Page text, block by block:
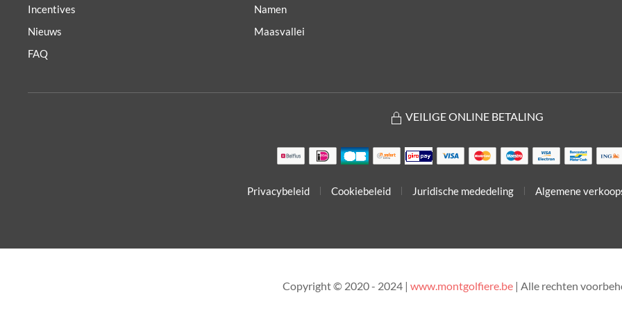
Incentives
Nieuws
FAQ
Namen
Maasvallei
VEILIGE ONLINE BETALING
Privacybeleid Cookiebeleid Juridische mededeling Algemene
Copyright © 2020 - 2024 | www.montgolfiere.be| Alle rechten